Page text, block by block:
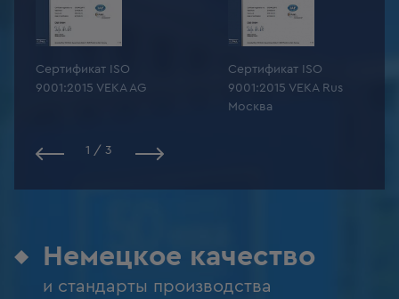
Сертификат ISO
9001:2015 VEKA AG
Сертификат ISO
9001:2015 VEKA Rus
Москва
1 / 3
Немецкое качество
и стандарты производства